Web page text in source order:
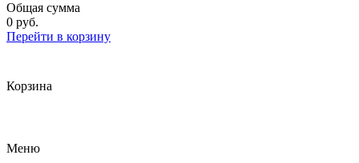
Общая сумма
0 руб.
Перейти в корзину
Корзина
Меню